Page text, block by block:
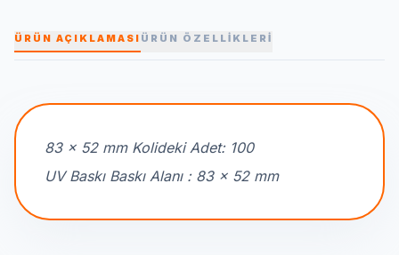
ÜRÜN AÇIKLAMASI ÜRÜN ÖZELLİKLERİ
83 x 52 mm Kolideki Adet: 100
UV Baskı Baskı Alanı : 83 x 52 mm